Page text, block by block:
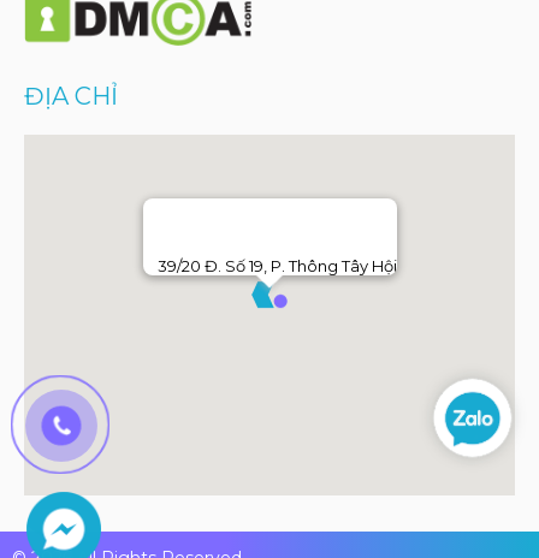
ĐỊA CHỈ
39/20 Đ. Số 19, P. Thông Tây Hội